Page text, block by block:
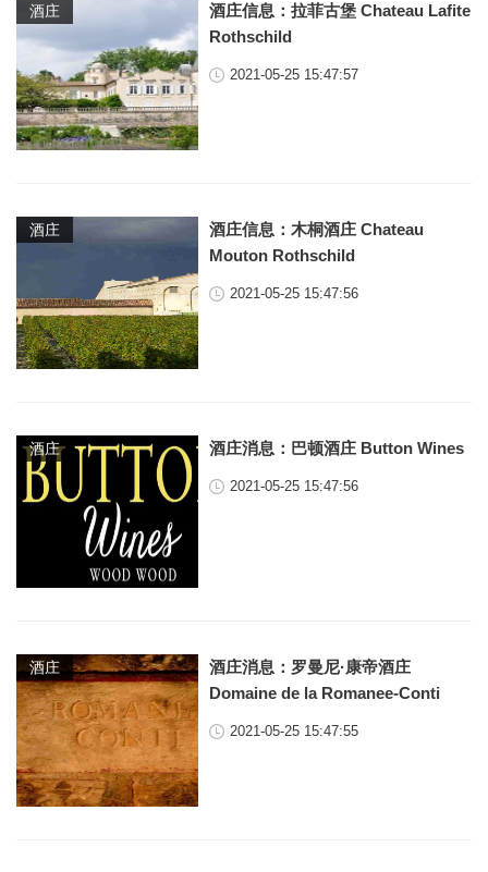
酒庄
酒庄信息：拉菲古堡 Chateau Lafite
Rothschild
2021-05-25 15:47:57
酒庄
酒庄信息：木桐酒庄 Chateau
Mouton Rothschild
2021-05-25 15:47:56
酒庄 酒庄消息：巴顿酒庄 Button Wines
2021-05-25 15:47:56
酒庄
酒庄消息：罗曼尼·康帝酒庄
Domaine de la Romanee-Conti
2021-05-25 15:47:55